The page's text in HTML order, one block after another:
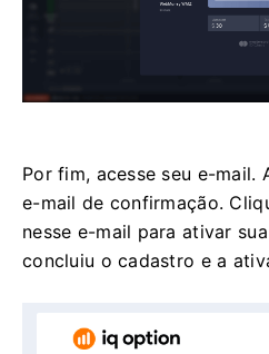
Por fim, acesse seu e-mail.
e-mail de confirmação.
nesse e-mail para ativar
concluiu o cadastro e a